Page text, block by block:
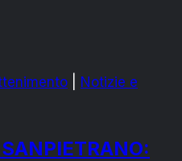
Notizie e